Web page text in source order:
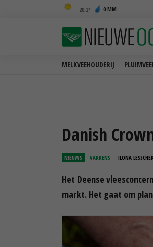
20,2 0 MM
MELKVEEHOUDERIJ
Danish
NIEUWS VARKENS ILONA
Het Deense
markt. Het gaat om